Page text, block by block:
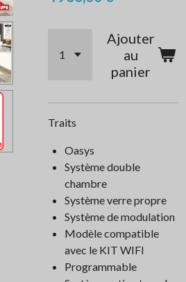
Ajouter
au
panier
Traits
Oasys
Système double
chambre
Système verre propre
Système de modulation
Modèle compatible
avec le KIT WIFI
Programmable